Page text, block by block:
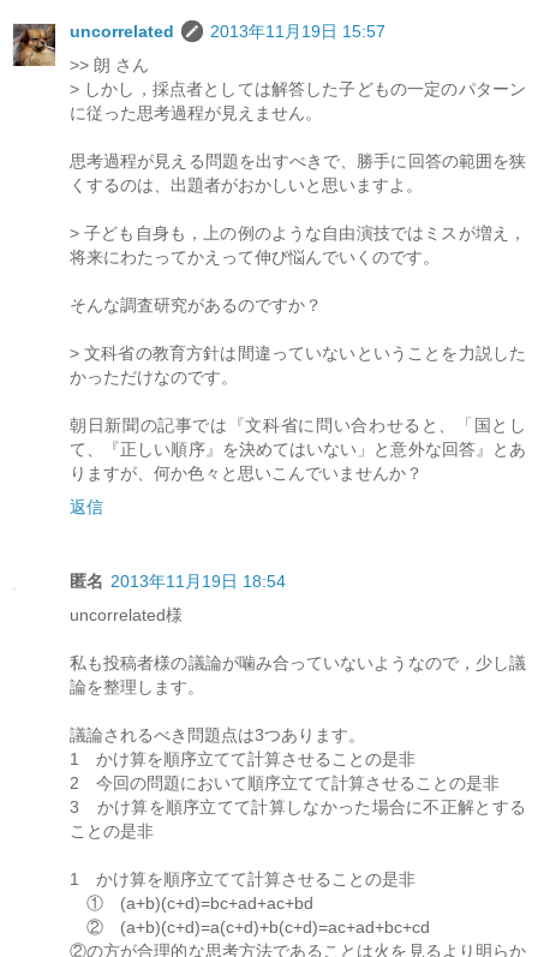
uncorrelated
2013年11月19日 15:57
>> 朗 さん
> しかし，採点者としては解答した子どもの一定のパターン
に従った思考過程が見えません。
思考過程が見える問題を出すべきで、勝手に回答の範囲を狭
くするのは、出題者がおかしいと思いますよ。
> 子ども自身も，上の例のような自由演技ではミスが増え，
将来にわたってかえって伸び悩んでいくのです。
そんな調査研究があるのですか？
> 文科省の教育方針は間違っていないということを力説した
かっただけなのです。
朝日新聞の記事では『文科省に問い合わせると、「国とし
て、『正しい順序』を決めてはいない」と意外な回答』とあ
りますが、何か色々と思いこんでいませんか？
返信
匿名 2013年11月19日 18:54
uncorrelated様
私も投稿者様の議論が噛み合っていないようなので，少し議
論を整理します。
議論されるべき問題点は3つあります。
1 かけ算を順序立てて計算させることの是非
2 今回の問題において順序立てて計算させることの是非
3 かけ算を順序立てて計算しなかった場合に不正解とする
ことの是非
1 かけ算を順序立てて計算させることの是非
① (a+b)(c+d)=bc+ad+ac+bd
② (a+b)(c+d)=a(c+d)+b(c+d)=ac+ad+bc+cd
②の方が合理的な思考方法であることは火を見るより明らか